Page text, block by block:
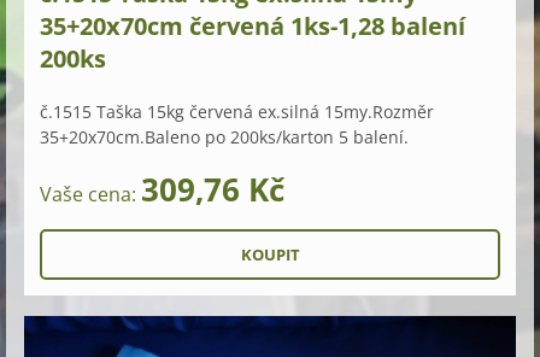
35+20x70cm červená 1ks-1,28 balení
200ks
č.1515 Taška 15kg červená ex.silná 15my.Rozměr
35+20x70cm.Baleno po 200ks/karton 5 balení.
Vaše cena: 309,76 Kč